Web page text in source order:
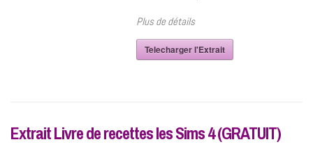
Plus de détails
Telecharger l'Extrait
Extrait Livre de recettes les Sims 4 (GRATUIT)